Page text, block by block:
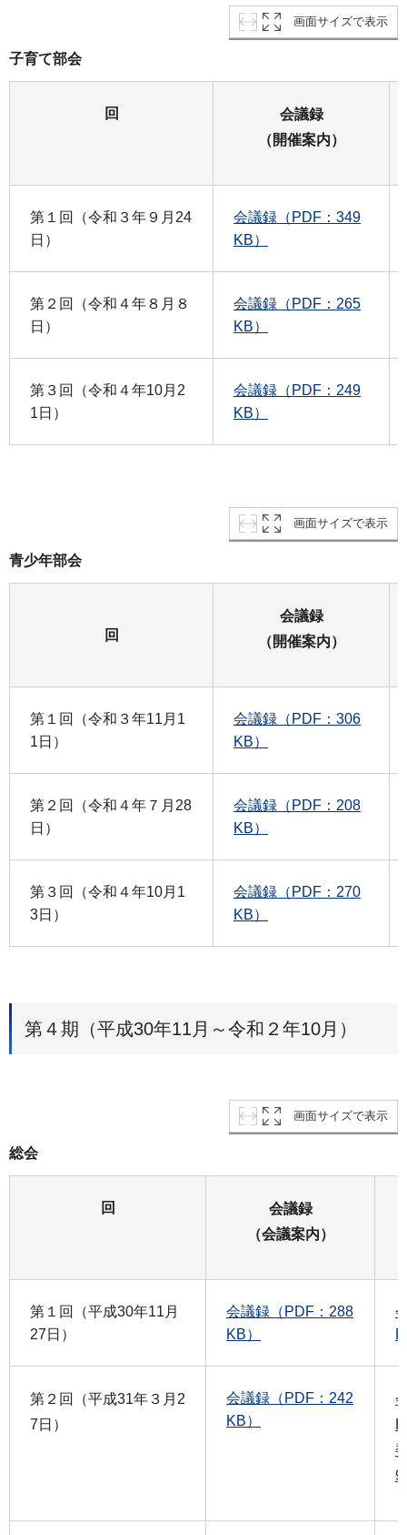
画面サイズで表示
子育て部会
回
会議録
（開催案内）
第１回（令和３年９月24
日）
会議録（PDF：349
KB）
第２回（令和４年８月８
日）
会議録（PDF：265
KB）
第３回（令和４年10月2
1日）
会議録（PDF：249
KB）
画面サイズで表示
青少年部会
回
会議録
（開催案内）
第１回（令和３年11月1
1日）
会議録（PDF：306
KB）
第２回（令和４年７月28
日）
会議録（PDF：208
KB）
第３回（令和４年10月1
3日）
会議録（PDF：270
KB）
第４期（平成30年11月～令和２年10月）
画面サイズで表示
総会
回
会議録
（会議案内）
第１回（平成30年11月
27日）
会議録（PDF：288
KB）
第２回（平成31年３月2
7日）
会議録（PDF：242
KB）